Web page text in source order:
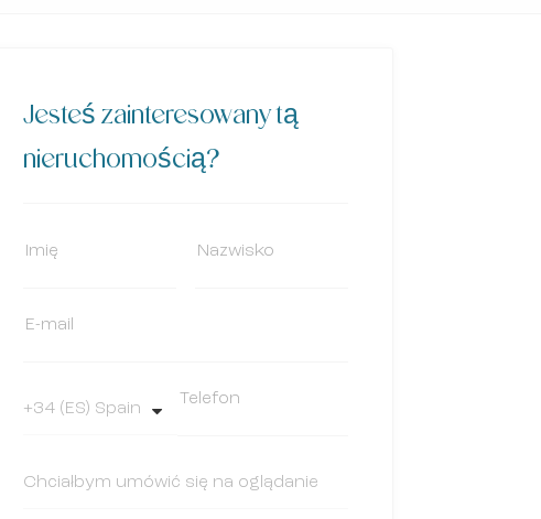
Jesteś zainteresowany tą
nieruchomością?